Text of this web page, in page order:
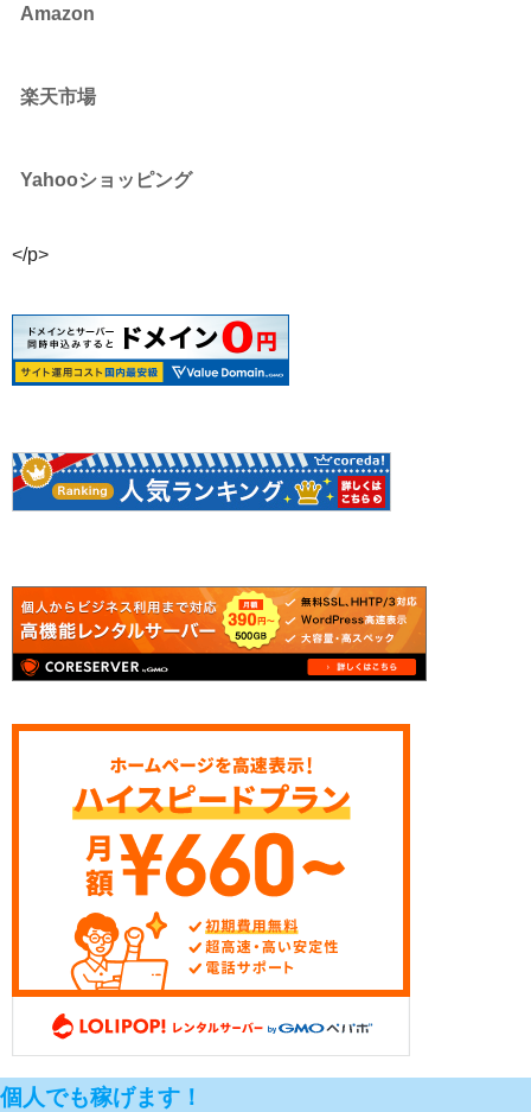
Amazon
楽天市場
Yahooショッピング
</p>
個人でも稼げます！